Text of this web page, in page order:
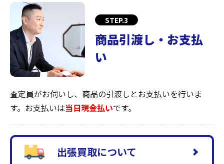
STEP.3
商品引渡し・お支払
い
査定員がお伺いし、商品の引渡しとお支払いを行いま
す。お支払いは当日現金払いです。
出張買取について